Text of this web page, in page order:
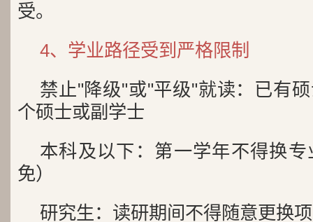
受。
4、学业路径受到严格限制
禁止"降级"或"平级"就读：已有
个硕士或副学士
本科及以下：第一学年不得换
免）
研究生：读研期间不得随意更换